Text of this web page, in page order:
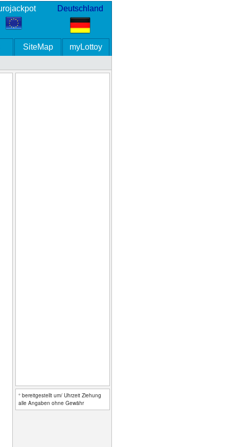
Deutschland
SiteMap
myLottoy
° bereitgestellt um/ Uhrzeit Ziehung
alle Angaben ohne Gewähr